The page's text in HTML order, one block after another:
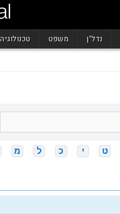
נדל"ן משפט טכנולוגיה
ט י כ ל מ